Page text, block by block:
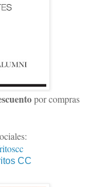
por compras
CC